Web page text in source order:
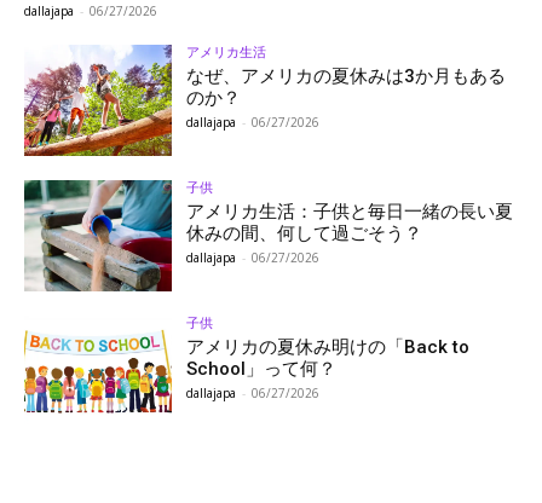
dallajapa - 06/27/2026
アメリカ生活
なぜ、アメリカの夏休みは3か月もある
のか？
dallajapa - 06/27/2026
子供
アメリカ生活：子供と毎日一緒の長い夏
休みの間、何して過ごそう？
dallajapa - 06/27/2026
子供
アメリカの夏休み明けの「Back to
School」って何？
dallajapa - 06/27/2026